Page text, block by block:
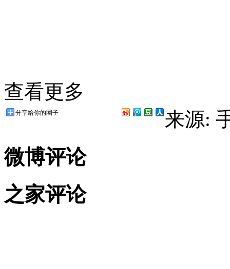
查看更多
分享给你的圈子 来源:
微博评论
之家评论